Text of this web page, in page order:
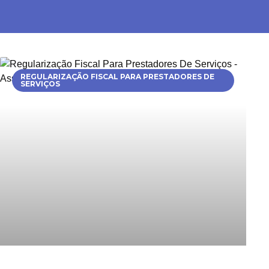
REGULARIZAÇÃO FISCAL PARA PRESTADORES DE
SERVIÇOS